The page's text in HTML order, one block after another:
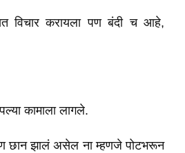
विचार करायला पण बंदी च आहे,
कामाला लागले.
छान झालं असेल ना म्हणजे पोटभरून